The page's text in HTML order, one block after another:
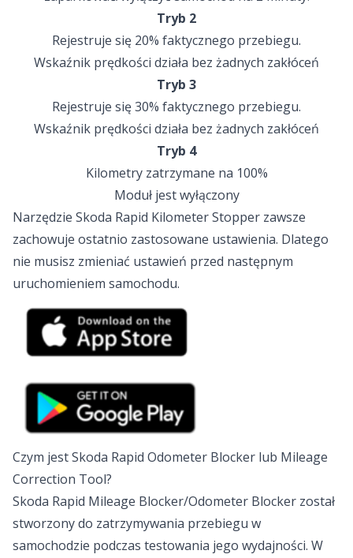
Tryb 2
Rejestruje się 20% faktycznego przebiegu.
Wskaźnik prędkości działa bez żadnych zakłóceń
Tryb 3
Rejestruje się 30% faktycznego przebiegu.
Wskaźnik prędkości działa bez żadnych zakłóceń
Tryb 4
Kilometry zatrzymane na 100%
Moduł jest wyłączony
Narzędzie Skoda Rapid Kilometer Stopper zawsze
zachowuje ostatnio zastosowane ustawienia. Dlatego
nie musisz zmieniać ustawień przed następnym
uruchomieniem samochodu.
Czym jest Skoda Rapid Odometer Blocker lub Mileage
Correction Tool?
Skoda Rapid Mileage Blocker/Odometer Blocker został
stworzony do zatrzymywania przebiegu w
samochodzie podczas testowania jego wydajności. W